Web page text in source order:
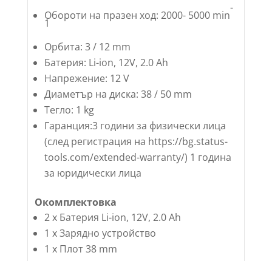
Обороти на празен ход: 2000- 5000 min
-
1
Орбита: 3 / 12 mm
Батерия: Li-ion, 12V, 2.0 Ah
Напрежение: 12 V
Диаметър на диска: 38 / 50 mm
Тегло: 1 kg
Гаранция:3 години за физически лица
(след регистрация на https://bg.status-
tools.com/extended-warranty/) 1 година
за юридически лица
Окомплектовка
2 x Батерия Li-ion, 12V, 2.0 Ah
1 x Зарядно устройство
1 x Плот 38 mm